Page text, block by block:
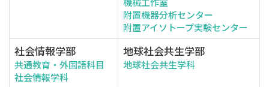
附置機器分析センター
附置アイソトープ実験センター
社会情報学部
共通教育・外国語科目
社会情報学科
地球社会共生学部
地球社会共生学科